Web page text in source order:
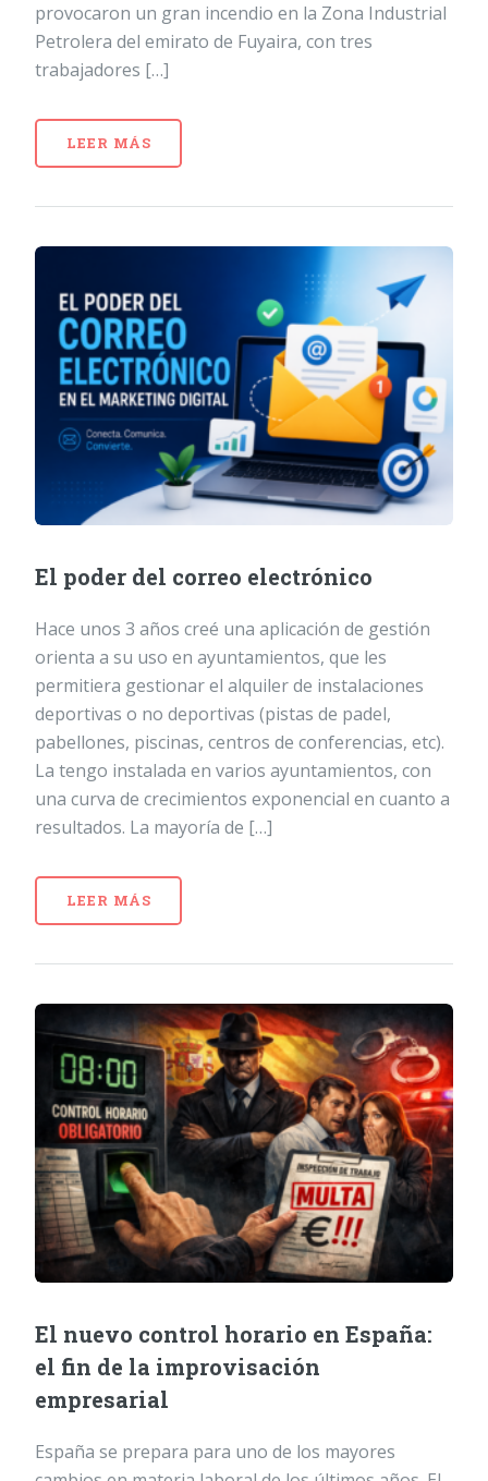
provocaron un gran incendio en la Zona Industrial
Petrolera del emirato de Fuyaira, con tres
trabajadores […]
LEER MÁS
El poder del correo electrónico
Hace unos 3 años creé una aplicación de gestión
orienta a su uso en ayuntamientos, que les
permitiera gestionar el alquiler de instalaciones
deportivas o no deportivas (pistas de padel,
pabellones, piscinas, centros de conferencias, etc).
La tengo instalada en varios ayuntamientos, con
una curva de crecimientos exponencial en cuanto a
resultados. La mayoría de […]
LEER MÁS
El nuevo control horario en España:
el fin de la improvisación
empresarial
España se prepara para uno de los mayores